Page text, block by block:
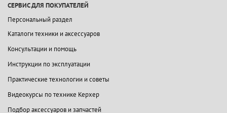
СЕРВИС ДЛЯ ПОКУПАТЕЛЕЙ
Персональный раздел
Каталоги техники и аксессуаров
Консультации и помощь
Инструкции по эксплуатации
Практические технологии и советы
Видеокурсы по технике Керхер
Подбор аксессуаров и запчастей